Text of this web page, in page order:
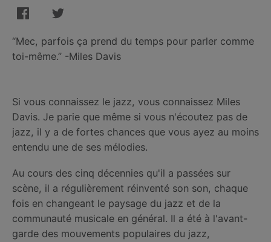
“Mec, parfois ça prend du temps pour parler comme
toi-même.” -Miles Davis
Si vous connaissez le jazz, vous connaissez Miles
Davis. Je parie que même si vous n'écoutez pas de
jazz, il y a de fortes chances que vous ayez au moins
entendu une de ses mélodies.
Au cours des cinq décennies qu'il a passées sur
scène, il a régulièrement réinventé son son, chaque
fois en changeant le paysage du jazz et de la
communauté musicale en général. Il a été à l'avant-
garde des mouvements populaires du jazz,